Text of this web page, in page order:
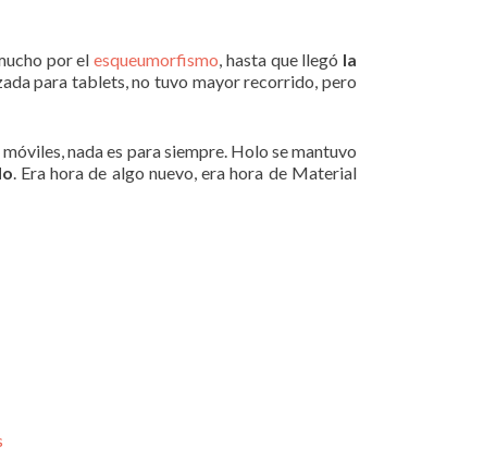
por elesqueumorfismo, hasta que llegó la
para tablets, no tuvo mayor recorrido, pero
nada es para siempre. Holo se mantuvo
. Era hora de algo nuevo, era hora de Material